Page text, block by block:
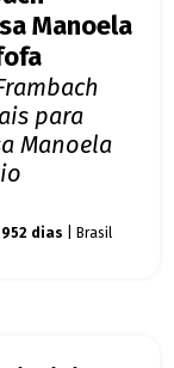
Manoela
para
Manoela
952 dias | Brasil